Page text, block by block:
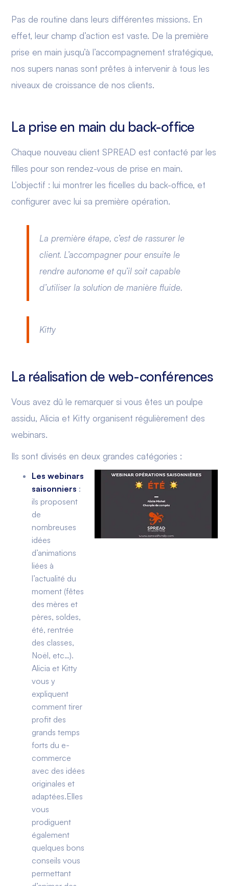
Pas de routine dans leurs différentes missions. En
effet, leur champ d’action est vaste. De la première
prise en main jusqu’à l’accompagnement stratégique,
nos supers nanas sont prêtes à intervenir à tous les
niveaux de croissance de nos clients.
La prise en main du back-office
Chaque nouveau client SPREAD est contacté par les
filles pour son rendez-vous de prise en main.
L’objectif : lui montrer les ficelles du back-office, et
configurer avec lui sa première opération.
La première étape, c’est de rassurer le
client. L’accompagner pour ensuite le
rendre autonome et qu’il soit capable
d’utiliser la solution de manière fluide.
Kitty
La réalisation de web-conférences
Vous avez dû le remarquer si vous êtes un poulpe
assidu, Alicia et Kitty organisent régulièrement des
webinars.
Ils sont divisés en deux grandes catégories :
Les webinars
saisonniers :
ils proposent
de
nombreuses
idées
d’animations
liées à
l’actualité du
moment (fêtes
des mères et
pères, soldes,
été, rentrée
des classes,
Noël, etc…).
Alicia et Kitty
vous y
expliquent
comment tirer
profit des
grands temps
forts du e-
commerce
avec des idées
originales et
adaptées.Elles
vous
prodiguent
également
quelques bons
conseils vous
permettant